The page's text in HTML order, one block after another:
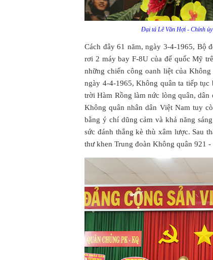
Đại tá Lê Văn Hợi - Chính ủy
Cách đây 61 năm, ngày 3-4-1965, Bộ
rơi 2 máy bay F-8U của đế quốc Mỹ
những chiến công oanh liệt của
ngày 4-4-1965, Không quân ta tiếp
trời Hàm Rồng làm nức lòng quân,
Không quân nhân dân Việt Nam tuy
bằng ý chí dũng cảm và khả năng
sức đánh thắng kè thù xâm lược. Sau
thư khen Trung đoàn Không quân 921